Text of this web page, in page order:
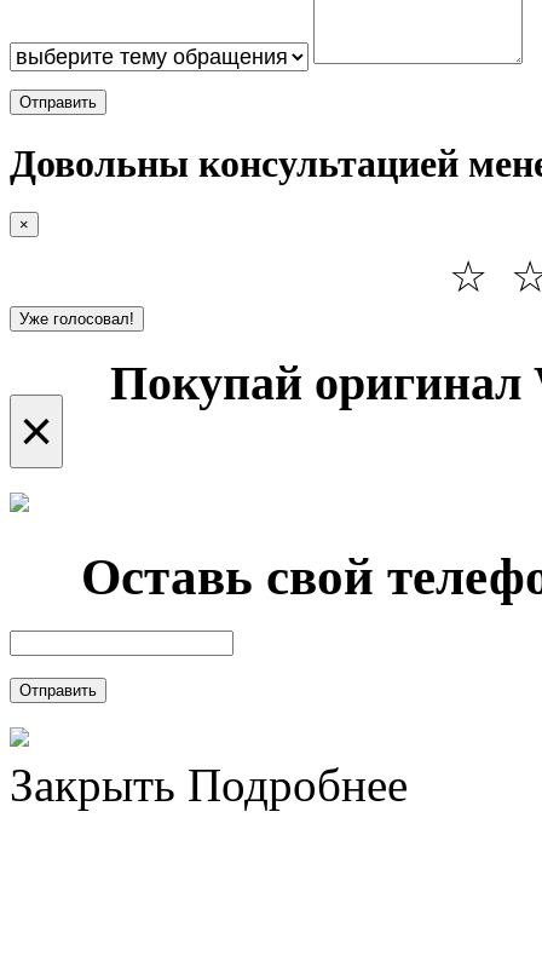
Отправить
Довольны консультацией
×
☆
Уже голосовал!
Покупай оригинал
×
Оставь свой
Отправить
Закрыть Подробнее